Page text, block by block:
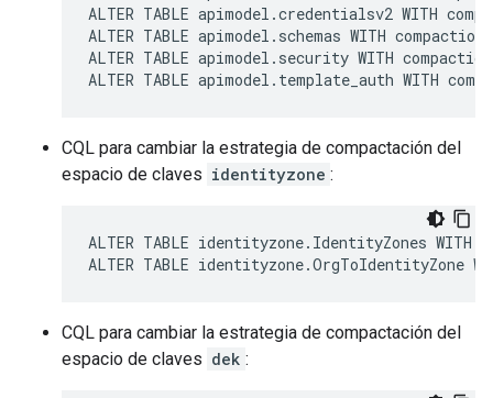
ALTER TABLE apimodel.credentialsv2 WITH
ALTER TABLE apimodel.schemas WITH
ALTER TABLE apimodel.security WITH
ALTER TABLE apimodel.template_auth WITH
CQL para cambiar la estrategia de compactación del
espacio de claves identityzone :
ALTER TABLE identityzone.IdentityZones
ALTER TABLE
CQL para cambiar la estrategia de compactación del
espacio de claves dek :